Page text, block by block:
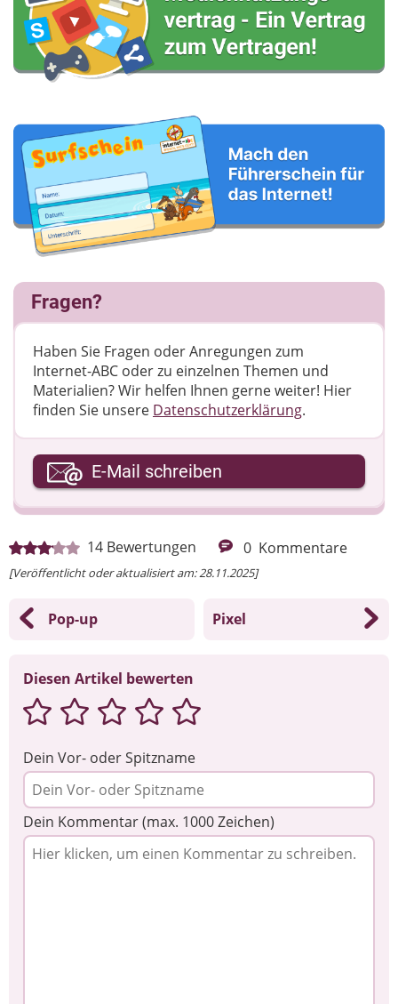
14 Bewertungen 0 Kommentare
[Veröffentlicht oder aktualisiert am: 28.11.2025]
Pop-up Pixel
Diesen Artikel bewerten
Dein Vor- oder Spitzname
Dein Kommentar (max. 1000 Zeichen)
Fragen?
Haben Sie Fragen oder Anregungen zum
Internet-ABC oder zu einzelnen Themen und
Materialien? Wir helfen Ihnen gerne weiter! ​Hier
finden Sie unsere Datenschutzerklärung.
Ihre E-Mail-Adresse
Ihre Nachricht
E-Mail schreiben